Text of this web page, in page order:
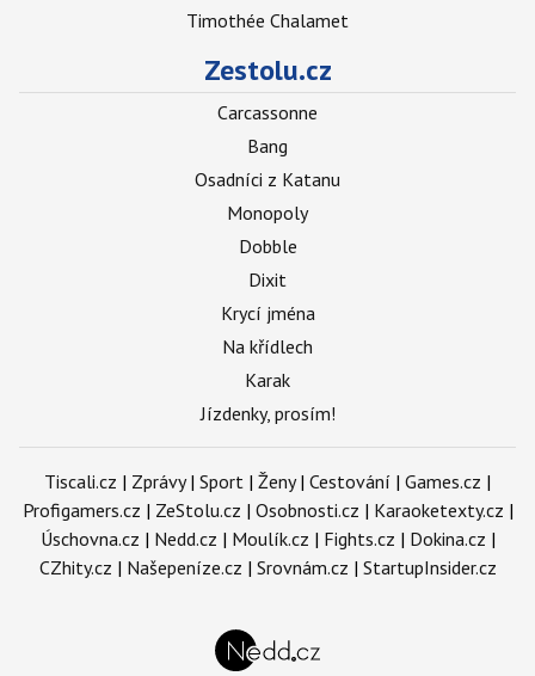
Timothée Chalamet
Zestolu.cz
Carcassonne
Bang
Osadníci z Katanu
Monopoly
Dobble
Dixit
Krycí jména
Na křídlech
Karak
Jízdenky, prosím!
Tiscali.cz | Zprávy| Sport | Ženy| Cestování | Games.cz |
Profigamers.cz | ZeStolu.cz | Osobnosti.cz | Karaoketexty.cz |
Úschovna.cz | Nedd.cz | Moulík.cz | Fights.cz | Dokina.cz |
CZhity.cz | Našepeníze.cz | Srovnám.cz | StartupInsider.cz